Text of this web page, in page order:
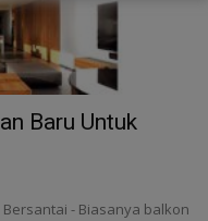
Baru Untuk
- Biasanya balkon